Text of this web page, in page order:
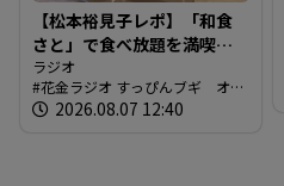
【松本裕見子レポ】「和食
さと」で食べ放題を満喫！
「さとしゃぶ」を体験！！
（RCCラジオ「花金ラジオ
すっぴんブギ」企画）
ラジオ
花金ラジオ すっぴんブギ オン
エア情報
2026.08.07 12:40